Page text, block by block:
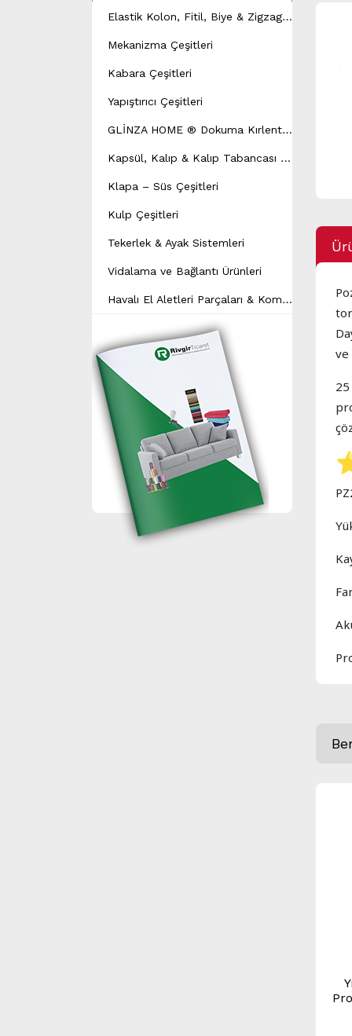
E
lastik Kolon, Fitil, Biye & Zigzag Yay Çeşitleri
Mekanizma Çeşitleri
Kabara Çeşitleri
Yapıştırıcı Çeşitleri
G
LİNZA HOME ® Dokuma Kırlent Modeli
K
apsül, Kalıp & Kalıp Tabancası Çeşitleri
Klapa – Süs Çeşitleri
Kulp Çeşitleri
Tekerlek & Ayak Sistemleri
Vidalama ve Bağlantı Ürünleri
H
avalı El Aletleri Parçaları & Kompresör Yedek Parçaları
ve